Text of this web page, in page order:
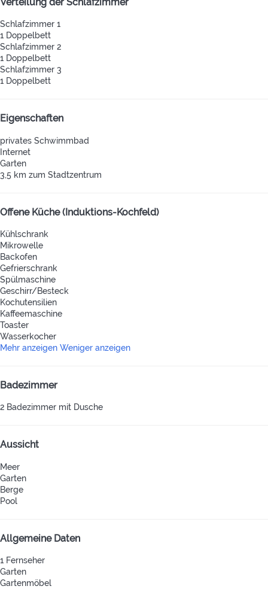
Schlafzimmer 1
1 Doppelbett
Schlafzimmer 2
1 Doppelbett
Schlafzimmer 3
1 Doppelbett
Eigenschaften
privates Schwimmbad
Internet
Garten
3,5 km zum Stadtzentrum
Offene Küche (Induktions-Kochfeld)
Kühlschrank
Mikrowelle
Backofen
Gefrierschrank
Spülmaschine
Geschirr/Besteck
Kochutensilien
Kaffeemaschine
Toaster
Wasserkocher
Mehr anzeigen Weniger anzeigen
Badezimmer
2 Badezimmer mit Dusche
Aussicht
Meer
Garten
Berge
Pool
Allgemeine Daten
1 Fernseher
Garten
Gartenmöbel